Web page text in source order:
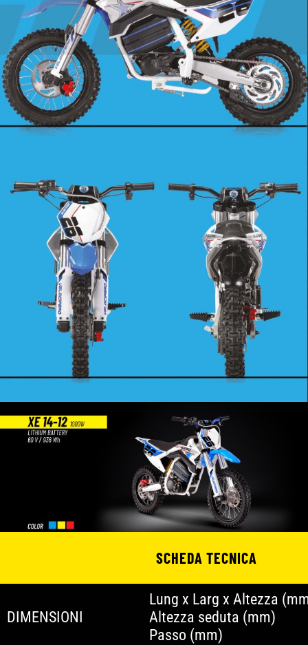
CONTATTI
SHOP
ACCOUNT
SCHEDA TECNICA
DIMENSIONI
Lung x Larg x Altezza
Altezza seduta (mm)
Passo (mm)